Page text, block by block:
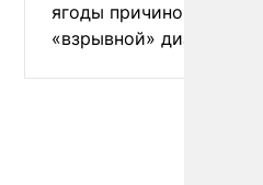
ягоды причиной
«взрывной» диареи